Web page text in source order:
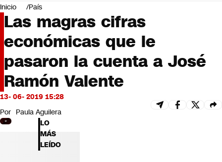
Negocios
Deportes
Programas completos
Cultura
Servicios
Bits
CNN tiempo
Futuro 360
Inicio País
Las magras cifras
económicas que le
pasaron la cuenta a José
Ramón Valente
13- 06- 2019 15:28
Por Paula Aguilera
LO
MÁS
LEÍDO